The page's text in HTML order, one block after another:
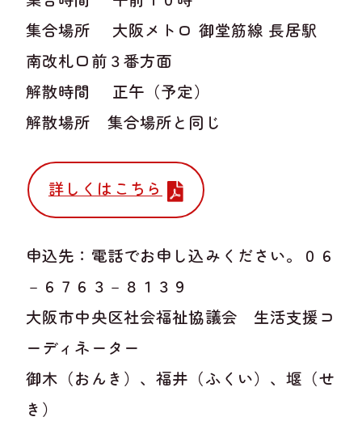
集合場所 大阪メトロ 御堂筋線 長居駅
南改札口前３番方面
解散時間 正午（予定）
解散場所 集合場所と同じ
詳しくはこちら
申込先：電話でお申し込みください。０６
－６７６３－８１３９
大阪市中央区社会福祉協議会 生活支援コ
ーディネーター
御木（おんき）、福井（ふくい）、堰（せ
き）